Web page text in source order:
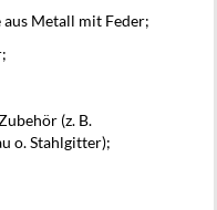
Metall mit Feder;
(z. B.
o. Stahlgitter);